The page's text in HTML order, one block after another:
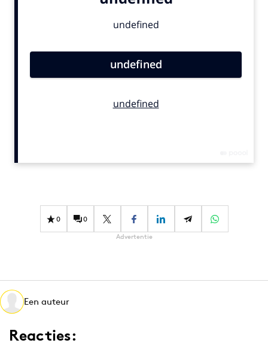
Gedragsverandering
Influencer marketing
Media
Merkstrategie
PR
Programmatic
0 0
Advertentie
Een auteur
Reacties: